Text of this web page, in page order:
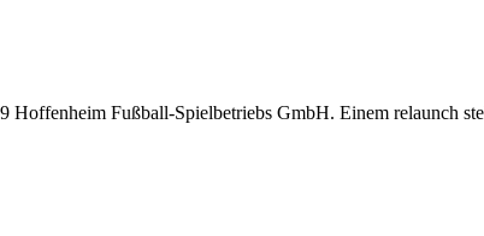
Fußball-Spielbetriebs GmbH. Einem relaunch